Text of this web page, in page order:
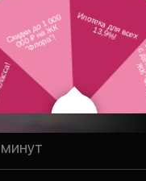
менеджер
в удобное для Вас